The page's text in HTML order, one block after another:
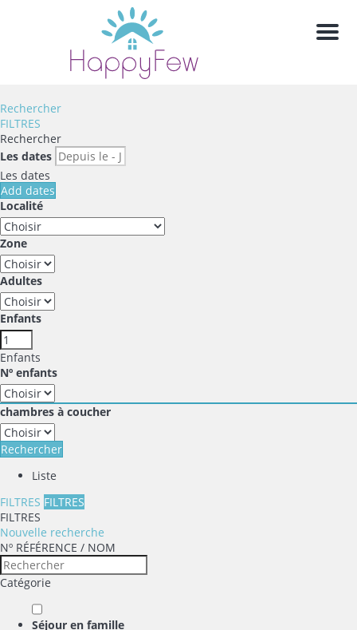
Menu
Rechercher
FILTRES
Rechercher
Les dates
Les dates
Add dates
Localité
Zone
Adultes
Enfants
Enfants
Nº enfants
chambres à coucher
Rechercher
Liste
FILTRES FILTRES
FILTRES
Nouvelle recherche
Nº RÉFÉRENCE / NOM
Catégorie
Séjour en famille